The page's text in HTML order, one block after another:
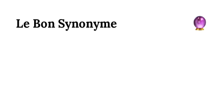
Le Bon Synonyme